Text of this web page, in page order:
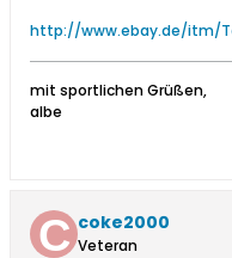
http://www.ebay.de/itm/
mit sportlichen Grüßen,
albe
coke2000
Veteran